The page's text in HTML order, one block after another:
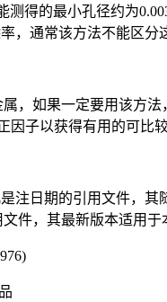
测得的最小孔径约为
，通常该方法不能区分
，如果一定要用该方
子以获得有用的可比
注日期的引用文件，
件，其最新版本适用于